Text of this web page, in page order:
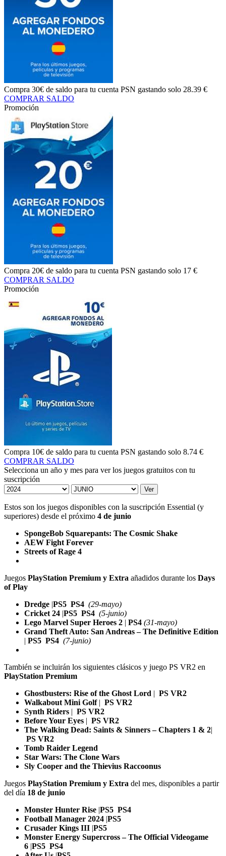
Compra 30€ de saldo para tu cuenta PSN gastando solo 28.39 €
COMPRAR SALDO
Promoción
Compra 20€ de saldo para tu cuenta PSN gastando solo 17 €
COMPRAR SALDO
Promoción
Compra 10€ de saldo para tu cuenta PSN gastando solo 8.74 €
COMPRAR SALDO
Selecciona un año y mes para ver los juegos gratuitos con tu
suscripción
Ver
Estos son los juegos disponibles con la suscripción Essential (y
superiores) desde el próximo 4 de junio
SpongeBob Squarepants: The Cosmic Shake
AEW Fight Forever
Streets of Rage 4
Juegos PlayStation Premium y Extra añadidos durante los Days
of Play
Dredge |PS5 PS4 (29-mayo)
Cricket 24 |PS5 PS4 (5-junio)
Lego Marvel Super Heroes 2 | PS4 (31-mayo)
Grand Theft Auto: San Andreas – The Definitive Edition
| PS5 PS4 (7-junio)
También se incluirán los siguientes clásicos y juego PS VR2 en
PlayStation Premium
Ghostbusters: Rise of the Ghost Lord | PS VR2
Walkabout Mini Golf| PS VR2
Synth Riders | PS VR2
Before Your Eyes | PS VR2
The Walking Dead: Saints & Sinners – Chapters 1 & 2|
PS VR2
Tomb Raider Legend
Star Wars: The Clone Wars
Sly Cooper and the Thievius Raccoonus
Juegos PlayStation Premium y Extra del mes, disponibles a partir
del día 18 de junio
Monster Hunter Rise |PS5 PS4
Football Manager 2024 |PS5
Crusader Kings III |PS5
Monster Energy Supercross – The Official Videogame
6 |PS5 PS4